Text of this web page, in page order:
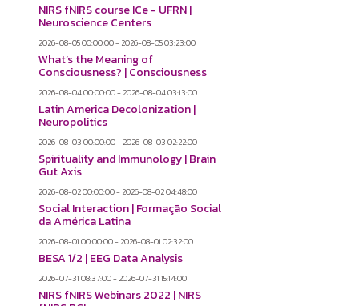
NIRS fNIRS course ICe - UFRN |
Neuroscience Centers
2026-08-05 00:00:00 - 2026-08-05 03:23:00
What’s the Meaning of
Consciousness? | Consciousness
2026-08-04 00:00:00 - 2026-08-04 03:13:00
Latin America Decolonization |
Neuropolitics
2026-08-03 00:00:00 - 2026-08-03 02:22:00
Spirituality and Immunology | Brain
Gut Axis
2026-08-02 00:00:00 - 2026-08-02 04:48:00
Social Interaction | Formação Social
da América Latina
2026-08-01 00:00:00 - 2026-08-01 02:32:00
BESA 1/2 | EEG Data Analysis
2026-07-31 08:37:00 - 2026-07-31 15:14:00
NIRS fNIRS Webinars 2022 | NIRS